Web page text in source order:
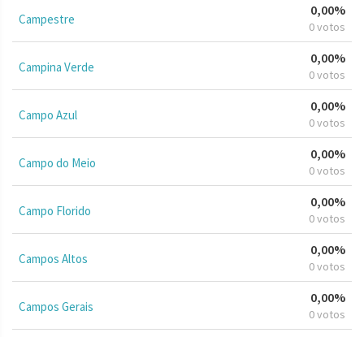
Campestre
0,00%
0 votos
Campina Verde
0,00%
0 votos
Campo Azul
0,00%
0 votos
Campo do Meio
0,00%
0 votos
Campo Florido
0,00%
0 votos
Campos Altos
0,00%
0 votos
Campos Gerais
0,00%
0 votos